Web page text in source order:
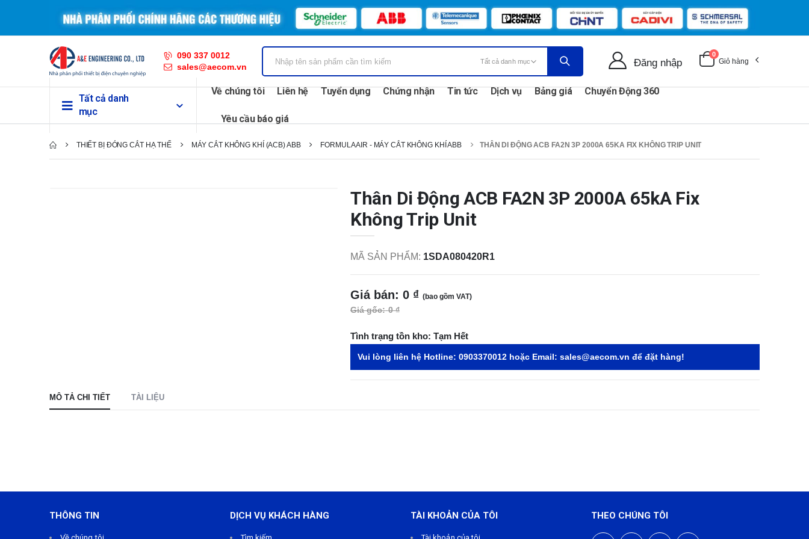
090 337 0012
sales@aecom.vn
Đăng nhập
0
Giỏ hàng
Tất cả danh
mục
Về chúng tôi Liên hệ Tuyển dụng Chứng nhận Tin tức Dịch vụ Bảng giá Chuyển Động 360
Yêu cầu báo giá
THIẾT BỊ ĐÓNG CẮT HẠ THẾ MÁY CẮT KHÔNG KHÍ (ACB) ABB FORMULA AIR - MÁY CẮT KHÔNG KHÍ ABB THÂN DI ĐỘNG ACB FA2N 3P 2000A 65KA FIX KHÔNG TRIP UNIT
Thân Di Động ACB FA2N 3P 2000A 65kA Fix
Không Trip Unit
MÃ SẢN PHẨM: 1SDA080420R1
Giá bán: 0 ₫ (bao gồm VAT)
Giá gốc: 0 ₫
Tình trạng tồn kho: Tạm Hết
Vui lòng liên hệ Hotline: 0903370012 hoặc Email: sales@aecom.vn để đặt hàng!
MÔ TẢ CHI TIẾT TÀI LIỆU
THÔNG TIN DỊCH VỤ KHÁCH HÀNG TÀI KHOẢN CỦA TÔI THEO CHÚNG TÔI